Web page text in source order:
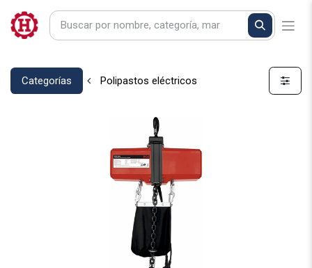
Categorías Polipastos eléctricos